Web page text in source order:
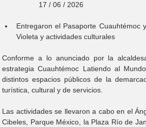
                  17 / 06 / 2026
Entregaron el Pasaporte Cuauhtémoc
Violeta y actividades culturales
Conforme a lo anunciado por la
estrategia Cuauhtémoc Latiendo al
distintos espacios públicos de la
turística, cultural y de servicios.
Las actividades se llevaron a cabo en el
Cibeles, Parque México, la Plaza Río de